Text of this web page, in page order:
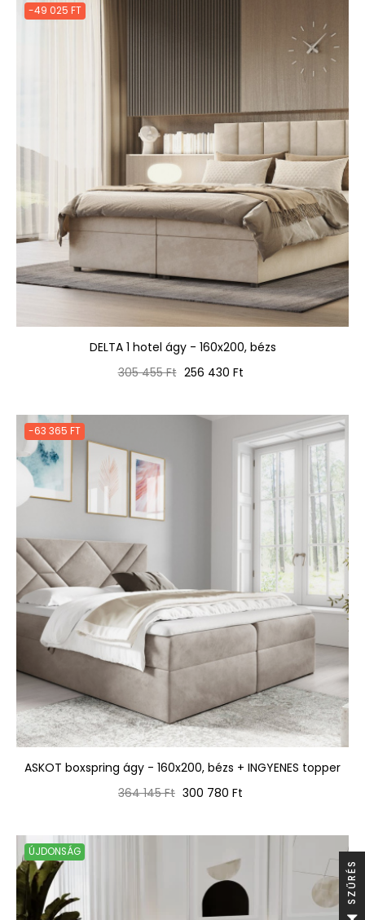
-49 025 FT
DELTA 1 hotel ágy - 160x200, bézs
Normál
305 455 Ft Ár
256 430 Ft
-63 365 FT
ASKOT boxspring ágy - 160x200, bézs + INGYENES topper
Normál
364 145 Ft Ár
300 780 Ft
ÚJDONSÁG
S